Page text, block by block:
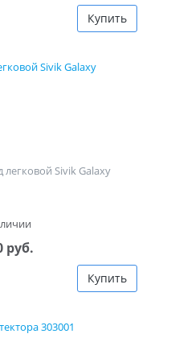
Купить
Sivik Galaxy
руб.
Купить